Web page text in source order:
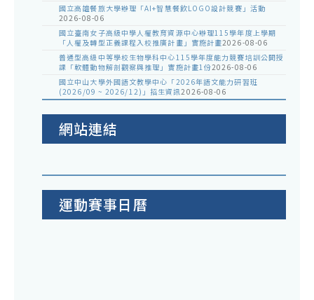
國立高雄餐旅大學辦理「AI+智慧餐飲LOGO設計競賽」活動
2026-08-06
國立臺南女子高級中學人權教育資源中心辦理115學年度上學期
「人權及轉型正義課程入校推廣計畫」實施計畫2026-08-06
普通型高級中等學校生物學科中心115學年度能力競賽培訓公開授
課「軟體動物解剖觀察與推理」實施計畫1份2026-08-06
國立中山大學外國語文教學中心「2026年語文能力研習班
(2026/09 ~ 2026/12)」招生資訊2026-08-06
網站連結
運動賽事日曆